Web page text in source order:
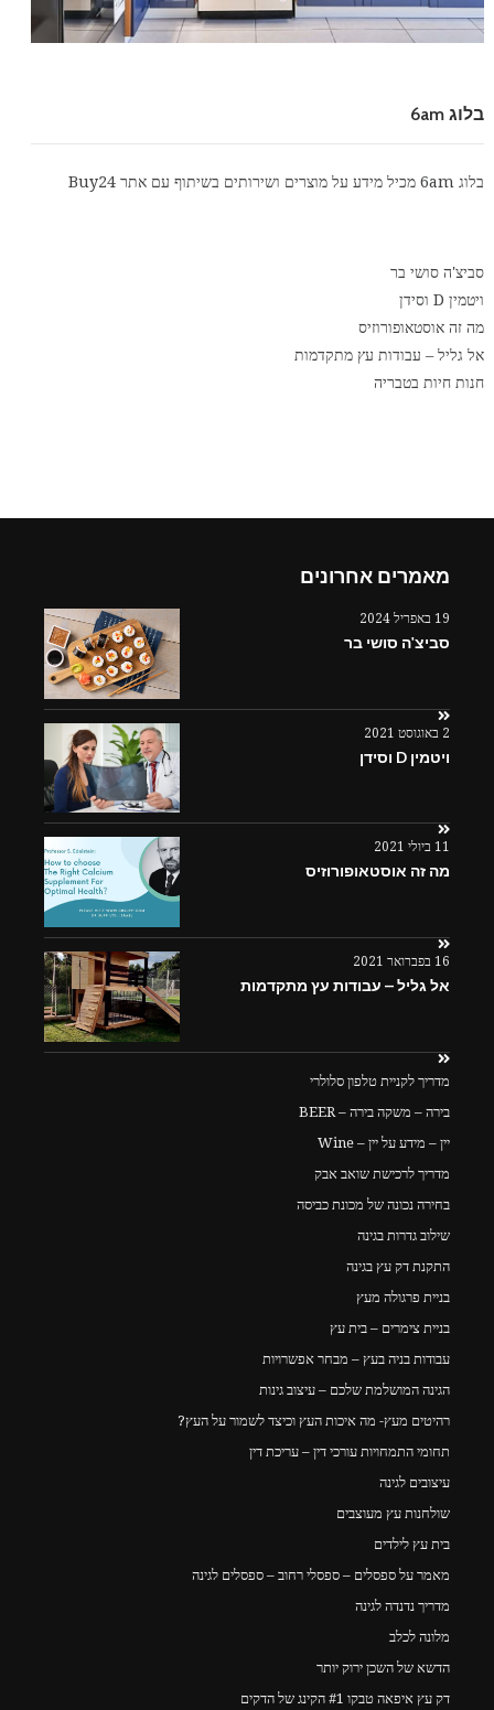
בלוג 6am
בלוג 6am מכיל מידע על מוצרים ושירותים בשיתוף עם אתר Buy24
סביצ'ה סושי בר
ויטמין D וסידן
מה זה אוסטאופורוזיס
אל גליל – עבודות עץ מתקדמות
חנות חיות בטבריה
מאמרים אחרונים
19 באפריל 2024
סביצ'ה סושי בר
2 באוגוסט 2021
ויטמין D וסידן
11 ביולי 2021
מה זה אוסטאופורוזיס
16 בפברואר 2021
אל גליל – עבודות עץ מתקדמות
מדריך לקניית טלפון סלולרי
בירה – משקה בירה – BEER
יין – מידע על יין – Wine
מדריך לרכישת שואב אבק
בחירה נכונה של מכונת כביסה
שילוב גדרות בגינה
התקנת דק עץ בגינה
בניית פרגולה מעץ
בניית צימרים – בית עץ
עבודות בניה בעץ – מבחר אפשרויות
הגינה המושלמת שלכם – עיצוב גינות
רהיטים מעץ- מה איכות העץ וכיצד לשמור על העץ?
תחומי התמחויות עורכי דין – עריכת דין
עיצובים לגינה
שולחנות עץ מעוצבים
בית עץ לילדים
מאמר על ספסלים – ספסלי רחוב – ספסלים לגינה
מדריך נדנדה לגינה
מלונה לכלב
הדשא של השכן ירוק יותר
דק עץ איפאה טבקו #1 הקינג של הדקים